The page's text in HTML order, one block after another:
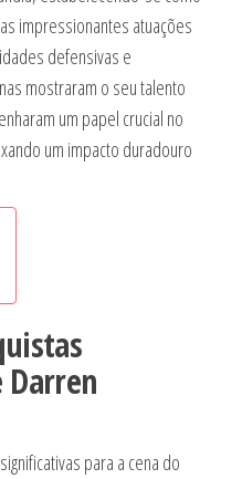
impressionantes atuações
defensivas e
mostraram o seu talento
um papel crucial no
um impacto duradouro
para a cena do